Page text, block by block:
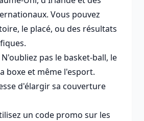
Vous pouvez
le placé, ou des résultats
N'oubliez pas le basket-ball, le
boxe et même l'esport.
d'élargir sa couverture
un code promo sur les